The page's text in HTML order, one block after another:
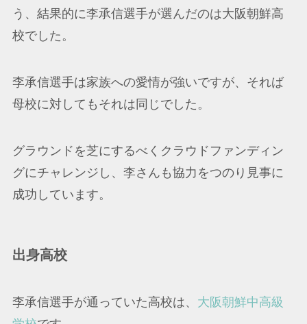
う、結果的に李承信選手が選んだのは大阪朝鮮高
校でした。
李承信選手は家族への愛情が強いですが、それば
母校に対してもそれは同じでした。
グラウンドを芝にするべくクラウドファンディン
グにチャレンジし、李さんも協力をつのり見事に
成功しています。
出身高校
李承信選手が通っていた高校は、 大阪朝鮮中高級